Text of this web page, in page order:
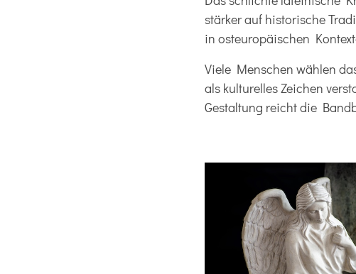
stärker auf historische
in osteuropäischen
Viele Menschen wählen
als kulturelles Zeichen
Gestaltung reicht die